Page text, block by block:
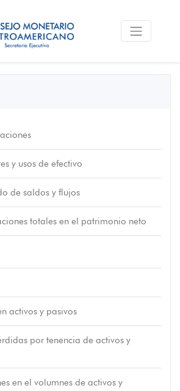
y usos de efectivo
de saldos y flujos
totales en el patrimonio neto
activos y pasivos
por tenencia de activos y
en el volumnes de activos y